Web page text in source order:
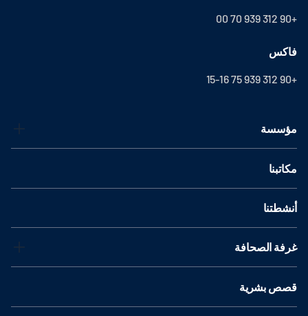
+90 312 939 70 00
فاكس
+90 312 939 75 15-16
مؤسسة
مكاتبنا
أنشطتنا
غرفة الصحافة
قصص بشرية